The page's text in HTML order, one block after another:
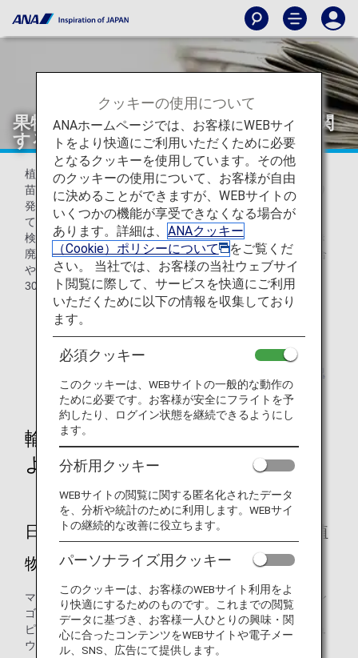
果物・花・穀類など植物の持ち込みに関
する重要なお知らせ（植物防疫所）
植物防疫法により、果実、野菜、穀類、豆類、切花、種子、
苗木等の植物類を日本へ持ち込むには輸出国政府機関により
発行された検査証明書（Phytosanitary certificate）を添付し
て、輸入検査を受ける必要があります。
検査証明書が添付されていない植物は、植物防疫法に基づき
廃棄処分となります。検査証明書を添付せずに輸入した場合
や輸入時の検査を受けなかった場合は、3年以下の懲役又は
300万円以下の罰金が科せられる場合があります。
をご参照下さい。
国・地域から野菜・果物の種類別に規制の有無を確認
できるページ
もご利用下さい。
輸入禁止品（持ち出す国や地域に
よって条件は異なります）
日本への持ち込みが禁止されている主な植
物（生果実）
マンゴウ、パパイヤ、ライチ（レイシ）、リュウガン、リン
ゴ、マンゴスチン、ランブータン、グァバ（バンシロウ）、
ピタヤ（ドラゴンフルーツ）、熟したバナナ、レンブ、キュ
ウリ、インゲン、トウガラシ、トマト
クッキーの使用について
ANAホームページでは、お客様にWEBサイ
トをより快適にご利用いただくために必要
となるクッキーを使用しています。その他
のクッキーの使用について、お客様が自由
に決めることができますが、WEBサイトの
いくつかの機能が享受できなくなる場合が
あります。詳細は、 ANAクッキー
（Cookie）ポリシーについて
をご覧くだ
さい。 当社では、お客様の当社ウェブサイ
ト閲覧に際して、サービスを快適にご利用
いただくために以下の情報を収集しており
ます。
必須クッキー
このクッキーは、WEBサイトの一般的な動作の
ために必要です。お客様が安全にフライトを予
約したり、ログイン状態を継続できるようにし
ます。
分析用クッキー
WEBサイトの閲覧に関する匿名化されたデータ
を、分析や統計のために利用します。WEBサイ
トの継続的な改善に役立ちます。
パーソナライズ用クッキー
このクッキーは、お客様のWEBサイト利用をよ
り快適にするためのものです。これまでの閲覧
データに基づき、お客様一人ひとりの興味・関
心に合ったコンテンツをWEBサイトや電子メー
ル、SNS、広告にて提供します。